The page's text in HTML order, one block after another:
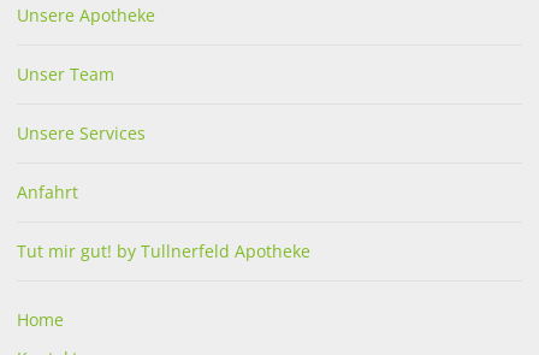
WIDMER-O.P.NUTRI TCR
in Apotheke lagernd bestellbar
Unsere Apotheke
Unser Team
Unsere Services
Anfahrt
Tut mir gut! by Tullnerfeld Apotheke
Home